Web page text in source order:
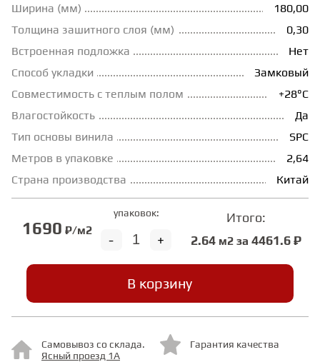
ТЕРМОПАРКЕТ
МАССИВНАЯ ДОСКА
ИСКУССТВЕННАЯ ТРАВА
МИНЕРАЛЬНО-КАМЕННЫЙ
ЛАМИНАТ MSPC
Ширина (мм)
180,00
Толщина зашитного слоя (мм)
0,30
Встроенная подложка
Нет
Способ укладки
Замковый
Совместимость с теплым полом
+28°С
Влагостойкость
Да
Тип основы винила
SPC
Метров в упаковке
2,64
Страна производства
Китай
1690 ₽/м2
упаковок:
+
-
Итого:
2.64м2 за 4461.6 ₽
В корзину
Самовывоз со склада.
Ясный проезд 1А
Гарантия качества